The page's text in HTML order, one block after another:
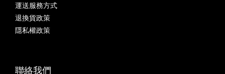
運送服務方式
退換貨政策
隱私權政策
聯絡我們